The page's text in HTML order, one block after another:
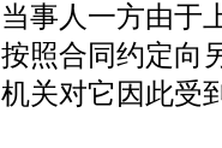
当事人一方由于
按照合同约定向
机关对它因此受